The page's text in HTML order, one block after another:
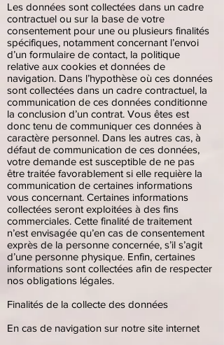
Les données sont collectées dans un cadre
contractuel ou sur la base de votre
consentement pour une ou plusieurs finalités
spécifiques, notamment concernant l’envoi
d’un formulaire de contact, la politique
relative aux cookies et données de
navigation. Dans l’hypothèse où ces données
sont collectées dans un cadre contractuel, la
communication de ces données conditionne
la conclusion d’un contrat. Vous êtes est
donc tenu de communiquer ces données à
caractère personnel. Dans les autres cas, à
défaut de communication de ces données,
votre demande est susceptible de ne pas
être traitée favorablement si elle requière la
communication de certaines informations
vous concernant. Certaines informations
collectées seront exploitées à des fins
commerciales. Cette finalité de traitement
n’est envisagée qu’en cas de consentement
exprès de la personne concernée, s’il s’agit
d’une personne physique. Enfin, certaines
informations sont collectées afin de respecter
nos obligations légales.
Finalités de la collecte des données
En cas de navigation sur notre site internet